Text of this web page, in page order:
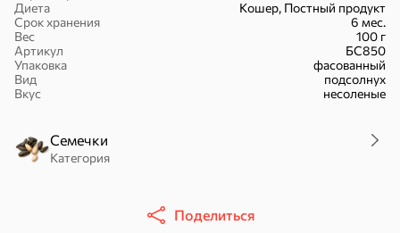
Диета
Кошер, Постный продукт
Срок хранения
6 мес.
Вес
100 г
Артикул
БС850
Упаковка
фасованный
Вид
подсолнух
Вкус
несоленые
Семечки
Категория
Поделиться
В корзину В корзину В корзину
Сладости и десерты
Конфеты
Батончики Зефир, мармелад
Карамель